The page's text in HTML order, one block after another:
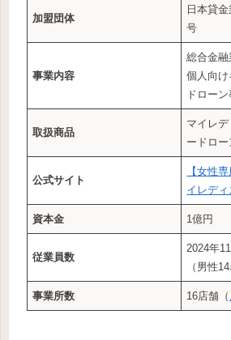
加盟団体
日本貸
号
事業内容
総合金融
個人向
ドロー
取扱商品
マイレ
ードロ
公式サイト
【女性
イレディ
資本金 1億円
従業員数
2024年
（男性
事業所数 16店舗（